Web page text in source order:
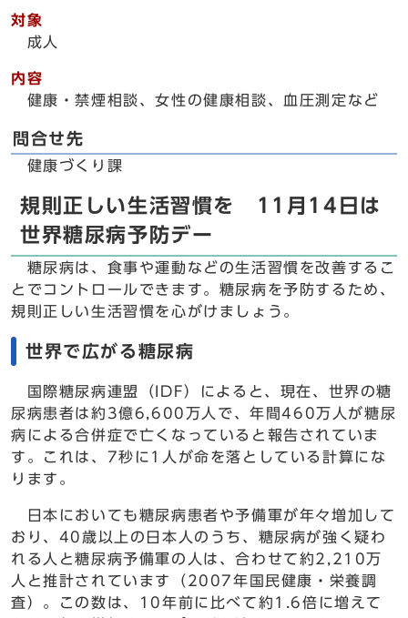
対象
成人
内容
健康・禁煙相談、女性の健康相談、血圧測定など
問合せ先
健康づくり課
規則正しい生活習慣を 11月14日は
世界糖尿病予防デー
糖尿病は、食事や運動などの生活習慣を改善するこ
とでコントロールできます。糖尿病を予防するため、
規則正しい生活習慣を心がけましょう。
世界で広がる糖尿病
国際糖尿病連盟（IDF）によると、現在、世界の糖
尿病患者は約3億6,600万人で、年間460万人が糖尿
病による合併症で亡くなっていると報告されていま
す。これは、7秒に1人が命を落としている計算にな
ります。
日本においても糖尿病患者や予備軍が年々増加して
おり、40歳以上の日本人のうち、糖尿病が強く疑わ
れる人と糖尿病予備軍の人は、合わせて約2,210万
人と推計されています（2007年国民健康・栄養調
査）。この数は、10年前に比べて約1.6倍に増えて